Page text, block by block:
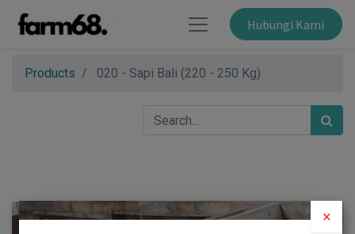
Hubungi Kami
Products 020 - Sapi Bali (220 - 250 Kg)
×